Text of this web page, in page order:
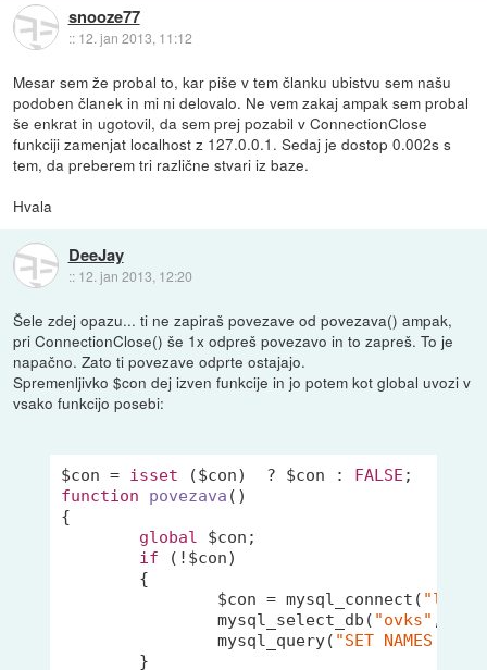
snooze77
:: 12. jan 2013, 11:12
Mesar sem že probal to, kar piše v tem članku ubistvu sem našu
podoben članek in mi ni delovalo. Ne vem zakaj ampak sem probal
še enkrat in ugotovil, da sem prej pozabil v ConnectionClose
funkciji zamenjat localhost z 127.0.0.1. Sedaj je dostop 0.002s s
tem, da preberem tri različne stvari iz baze.
Hvala
DeeJay
:: 12. jan 2013, 12:20
Šele zdej opazu... ti ne zapiraš povezave od povezava() ampak,
pri ConnectionClose() še 1x odpreš povezavo in to zapreš. To je
napačno. Zato ti povezave odprte ostajajo.
Spremenljivko $con dej izven funkcije in jo potem kot global uvozi v
vsako funkcijo posebi:
$con = isset ($con)  ? $con : FALSE
function
povezava ()
{
global $con;
if (!$con)
		$con = mysql_connect(
		mysql_select_db(
"ovks" ,
		mysql_query(
"SET NAMES